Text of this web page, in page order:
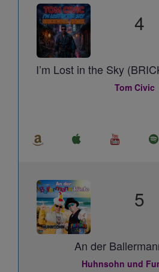
4
I’m Lost in the Sky
Tom Civic
5
An der
Huhnsohn und